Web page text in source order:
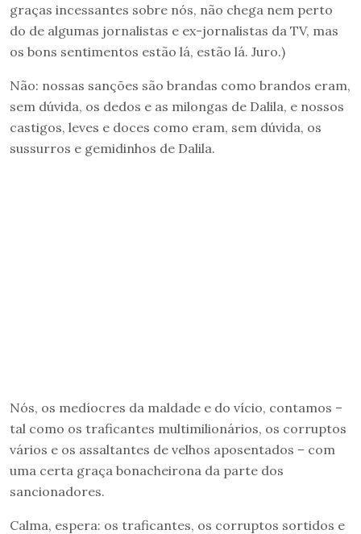
graças incessantes sobre nós, não chega nem perto
do de algumas jornalistas e ex-jornalistas da TV, mas
os bons sentimentos estão lá, estão lá. Juro.)
Não: nossas sanções são brandas como brandos eram,
sem dúvida, os dedos e as milongas de Dalila, e nossos
castigos, leves e doces como eram, sem dúvida, os
sussurros e gemidinhos de Dalila.
Nós, os medíocres da maldade e do vício, contamos –
tal como os traficantes multimilionários, os corruptos
vários e os assaltantes de velhos aposentados – com
uma certa graça bonacheirona da parte dos
sancionadores.
Calma, espera: os traficantes, os corruptos sortidos e